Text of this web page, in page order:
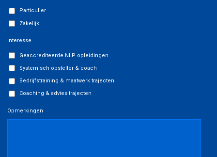
Particulier
Zakelijk
Interesse
Geaccrediteerde NLP opleidingen
Systemisch opsteller & coach
Bedrijfstraining & maatwerk trajecten
Coaching & advies trajecten
Opmerkingen